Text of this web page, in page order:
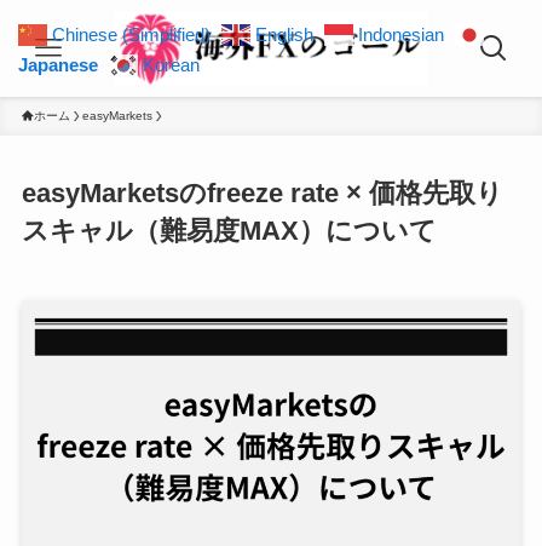
ホーム easyMarkets
easyMarketsのfreeze rate × 価格先取り
スキャル（難易度MAX）について
Chinese (Simplified) English
Indonesian
Japanese
Korean